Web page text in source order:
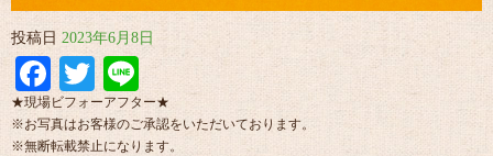
投稿日 2023年6月8日
Facebook
TwitterLine
★現場ビフォーアフター★
※お写真はお客様のご承認をいただいております。
※無断転載禁止になります。